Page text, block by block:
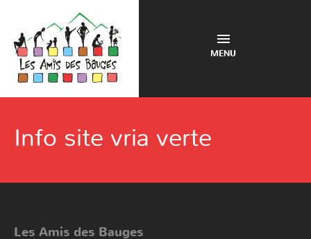
MENU
Info site vria verte
Les Amis des Bauges